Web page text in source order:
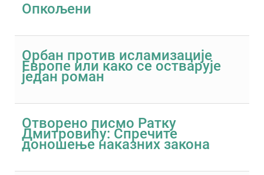
Опкољени
Орбан против исламизације
Европе или како се остварује
један роман
Отворено писмо Ратку
Дмитровићу: Спречите
доношење наказних закона